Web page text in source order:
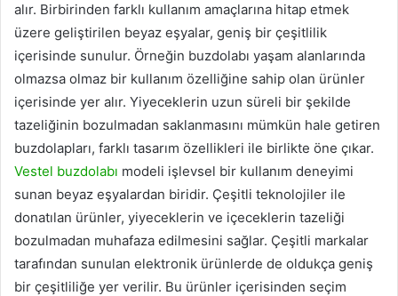
alır. Birbirinden farklı kullanım amaçlarına hitap etmek
üzere geliştirilen beyaz eşyalar, geniş bir çeşitlilik
içerisinde sunulur. Örneğin buzdolabı yaşam alanlarında
olmazsa olmaz bir kullanım özelliğine sahip olan ürünler
içerisinde yer alır. Yiyeceklerin uzun süreli bir şekilde
tazeliğinin bozulmadan saklanmasını mümkün hale getiren
buzdolapları, farklı tasarım özellikleri ile birlikte öne çıkar.
Vestel buzdolabı modeli işlevsel bir kullanım deneyimi
sunan beyaz eşyalardan biridir. Çeşitli teknolojiler ile
donatılan ürünler, yiyeceklerin ve içeceklerin tazeliği
bozulmadan muhafaza edilmesini sağlar. Çeşitli markalar
tarafından sunulan elektronik ürünlerde de oldukça geniş
bir çeşitliliğe yer verilir. Bu ürünler içerisinden seçim